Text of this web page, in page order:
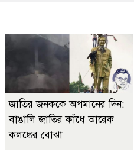
জাতির জনককে অপমানের দিন:
বাঙালি জাতির কাঁধে আরেক
কলঙ্কের বোঝা